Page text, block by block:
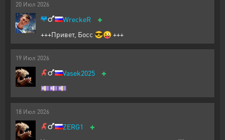
20 Июл 2026
WreckeR +
+++Привет, Босс 😎😜 +++
19 Июл 2026
Vasek2025 +
💷💷💷
18 Июл 2026
ZERG1 +